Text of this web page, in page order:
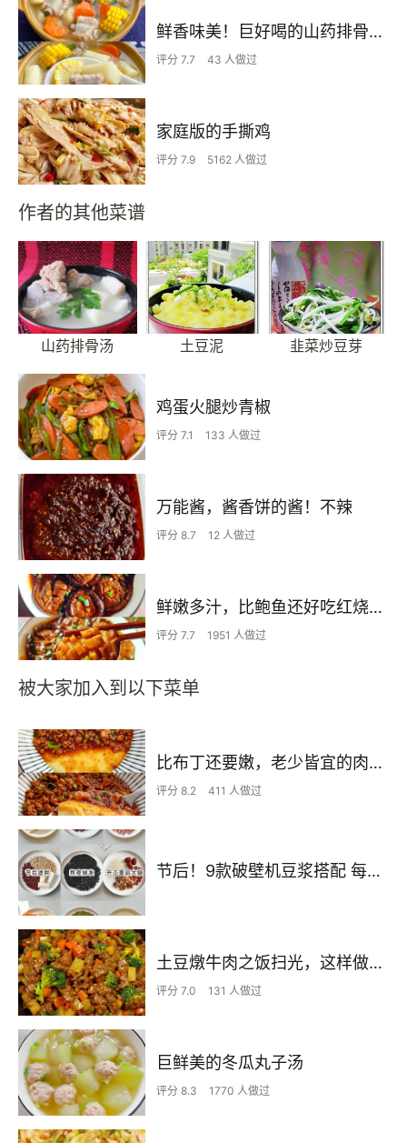
鲜香味美！巨好喝的山药排骨汤！！
评分 7.7 43 人做过
家庭版的手撕鸡
评分 7.9 5162 人做过
作者的其他菜谱
山药排骨汤 土豆泥 韭菜炒豆芽
鸡蛋火腿炒青椒
评分 7.1 133 人做过
万能酱，酱香饼的酱！不辣
评分 8.7 12 人做过
鲜嫩多汁，比鲍鱼还好吃红烧香菇
评分 7.7 1951 人做过
被大家加入到以下菜单
比布丁还要嫩，老少皆宜的肉沫蒸蛋
评分 8.2 411 人做过
节后！9款破壁机豆浆搭配 每天不重样喝出好状态！
土豆燉牛肉之饭扫光，这样做也太香了吧，还没出锅已是浓香四溢了
评分 7.0 131 人做过
巨鲜美的冬瓜丸子汤
评分 8.3 1770 人做过